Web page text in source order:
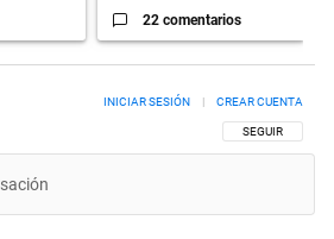
22 comentarios
SIGA ESTA
SEGUIR
INICIAR SESIÓN CREAR CUENTA